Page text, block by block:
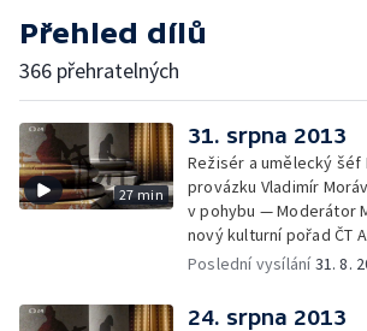
Přehled dílů
366 přehratelných
27 min
31. srpna 2013
Režisér a umělecký šéf
provázku Vladimír
v pohybu — Moderátor
nový kulturní pořad ČT
Poslední vysílání31. 8.
24. srpna 2013